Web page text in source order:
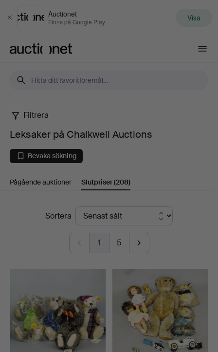
Stäng
Auctionet
Finns på Google Play Visa
Leksaker
på
Chalkwell
Auctions
Filtrera
Leksaker på Chalkwell Auctions
Bevaka sökning
Pågående auktioner Slutpriser(208)
SlutpriserSortera
1 5